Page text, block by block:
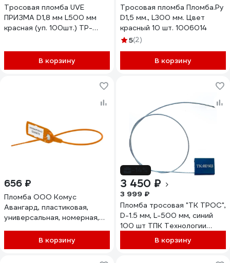
Тросовая пломба UVE
ПРИЗМА D1,8 мм L500 мм
красная (уп. 100шт.) TP-
В корзину
Тросовая пломба Пломба.Ру
D1,5 мм., L300 мм. Цвет
красный 10 шт. 1006014
5(2)
В корзину
656 ₽
Пломба ООО Комус
Авангард, пластиковая,
универсальная, номерная,
штук/упаковка 1063015
В корзину
3 450 ₽
3 999 ₽
Пломба тросовая "ТК ТРОС",
D-1.5 мм, L-500 мм, синий
100 шт ТПК Технологии
Контроля 24125В корзину